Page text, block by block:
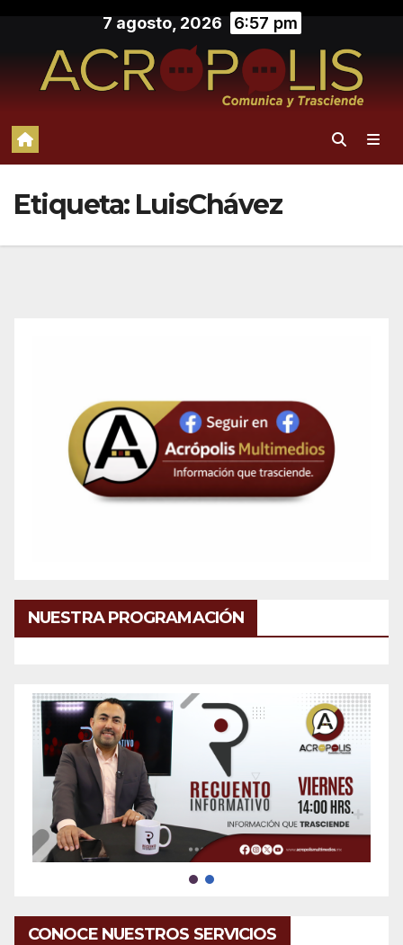
contenido
7 agosto, 2026 6:57 pm
Etiqueta: LuisChávez
NUESTRA PROGRAMACIÓN
CONOCE NUESTROS SERVICIOS